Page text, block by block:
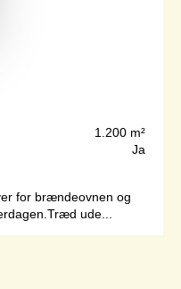
1.200 m²
Ja
for brændeovnen og
ude...